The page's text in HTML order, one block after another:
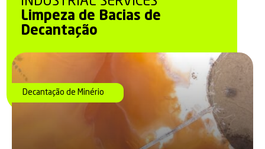
Limpeza de Bacias de
Decantação
Decantação de Minério